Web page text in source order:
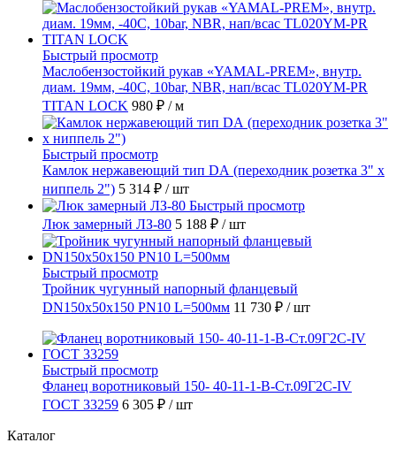
Быстрый просмотр
Маслобензостойкий рукав «YAMAL-PREM», внутр.
диам. 19мм, -40C, 10bar, NBR, нап/всас TL020YM-PR
TITAN LOCK 980 ₽ / м
Быстрый просмотр
Камлок нержавеющий тип DА (переходник розетка 3" х
ниппель 2") 5 314 ₽ / шт
Быстрый просмотр
Люк замерный ЛЗ-80 5 188 ₽ / шт
Быстрый просмотр
Тройник чугунный напорный фланцевый
DN150х50х150 PN10 L=500мм 11 730 ₽ / шт
Быстрый просмотр
Фланец воротниковый 150- 40-11-1-B-Ст.09Г2С-IV
ГОСТ 33259 6 305 ₽ / шт
Каталог